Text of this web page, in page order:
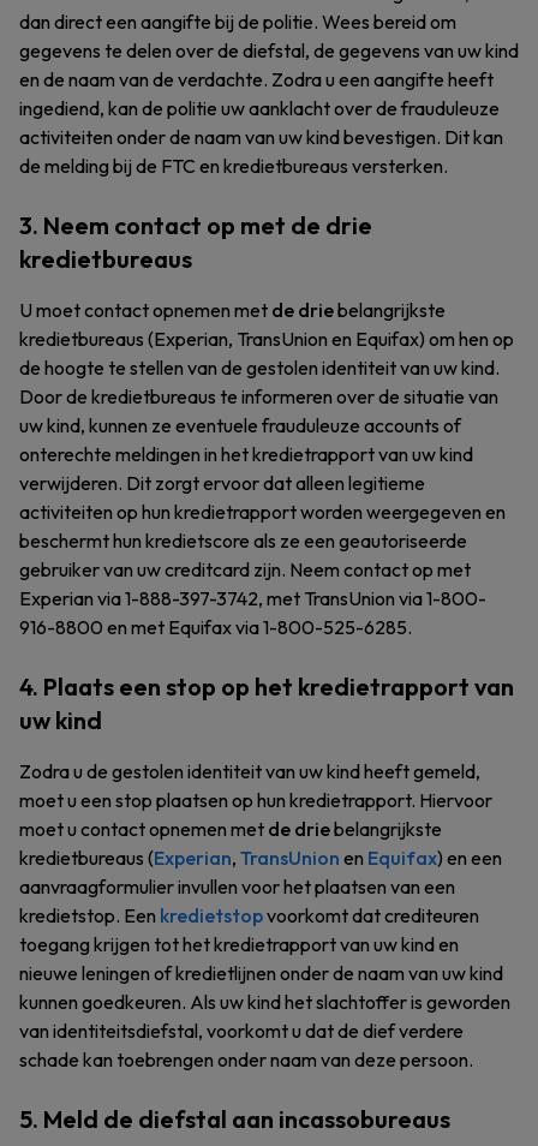
dan direct een aangifte bij de politie. Wees bereid om
gegevens te delen over de diefstal, de gegevens van uw kind
en de naam van de verdachte. Zodra u een aangifte heeft
ingediend, kan de politie uw aanklacht over de frauduleuze
activiteiten onder de naam van uw kind bevestigen. Dit kan
de melding bij de FTC en kredietbureaus versterken.
3. Neem contact op met de drie
kredietbureaus
U moet contact opnemen met de driebelangrijkste
kredietbureaus (Experian, TransUnion en Equifax) om hen op
de hoogte te stellen van de gestolen identiteit van uw kind.
Door de kredietbureaus te informeren over de situatie van
uw kind, kunnen ze eventuele frauduleuze accounts of
onterechte meldingen in het kredietrapport van uw kind
verwijderen. Dit zorgt ervoor dat alleen legitieme
activiteiten op hun kredietrapport worden weergegeven en
beschermt hun kredietscore als ze een geautoriseerde
gebruiker van uw creditcard zijn. Neem contact op met
Experian via 1-888-397-3742, met TransUnion via 1-800-
916-8800 en met Equifax via 1-800-525-6285.
4. Plaats een stop op het kredietrapport van
uw kind
Zodra u de gestolen identiteit van uw kind heeft gemeld,
moet u een stop plaatsen op hun kredietrapport. Hiervoor
moet u contact opnemen met de driebelangrijkste
kredietbureaus (Experian, TransUnion en Equifax) en een
aanvraagformulier invullen voor het plaatsen van een
kredietstop. Een kredietstopvoorkomt dat crediteuren
toegang krijgen tot het kredietrapport van uw kind en
nieuwe leningen of kredietlijnen onder de naam van uw kind
kunnen goedkeuren. Als uw kind het slachtoffer is geworden
van identiteitsdiefstal, voorkomt u dat de dief verdere
schade kan toebrengen onder naam van deze persoon.
5. Meld de diefstal aan incassobureaus